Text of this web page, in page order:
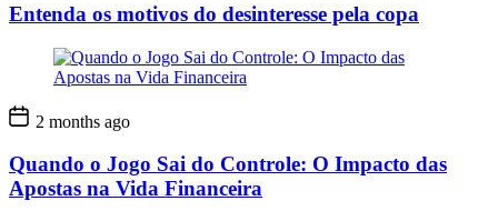
Entenda os motivos do desinteresse pela copa
2 months ago
Quando o Jogo Sai do Controle: O Impacto das
Apostas na Vida Financeira